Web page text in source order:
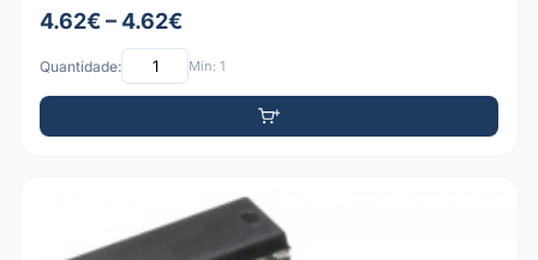
4.62€ – 4.62€
Quantidade: Mín: 1